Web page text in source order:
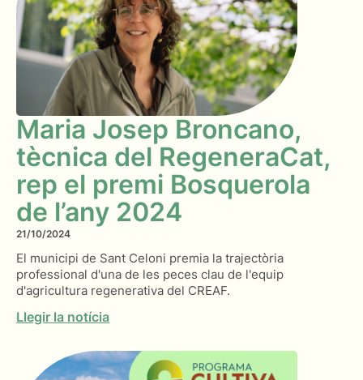
Maria Josep Broncano,
tècnica del RegeneraCat,
rep el premi Bosquerola
de l’any 2024
21/10/2024
El municipi de Sant Celoni premia la trajectòria
professional d'una de les peces clau de l'equip
d'agricultura regenerativa del CREAF.
Llegir la notícia